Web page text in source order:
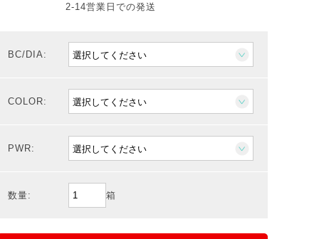
2-14営業日での発送
BC/DIA:
COLOR:
PWR:
数量: 箱